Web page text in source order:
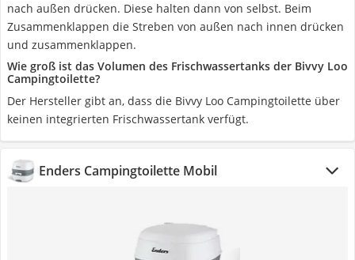
nach außen drücken. Diese halten dann von selbst. Beim
Zusammenklappen die Streben von außen nach innen drücken
und zusammenklappen.
Wie groß ist das Volumen des Frischwassertanks der Bivvy Loo
Campingtoilette?
Der Hersteller gibt an, dass die Bivvy Loo Campingtoilette über
keinen integrierten Frischwassertank verfügt.
Enders Campingtoilette Mobil